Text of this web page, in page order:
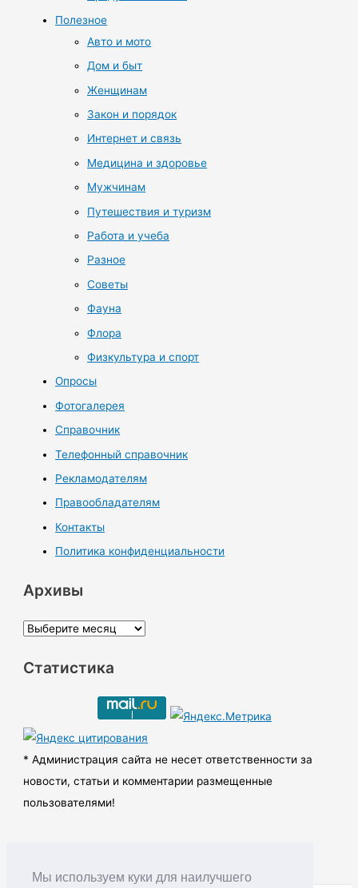
Мы используем куки для наилучшего
Полезное
Авто и мото
Дом и быт
Женщинам
Закон и порядок
Интернет и связь
Медицина и здоровье
Мужчинам
Путешествия и туризм
Работа и учеба
Разное
Советы
Фауна
Флора
Физкультура и спорт
Опросы
Фотогалерея
Справочник
Телефонный справочник
Рекламодателям
Правообладателям
Контакты
Политика конфиденциальности
Архивы
А
х
ы
Статистика
* Администрация сайта не несет ответственности за
новости, статьи и комментарии размещенные
пользователями!